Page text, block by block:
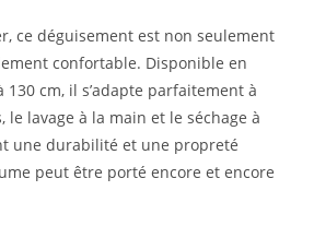
ce déguisement est non seulement
confortable. Disponible en
cm, il s’adapte parfaitement à
le lavage à la main et le séchage à
une durabilité et une propreté
peut être porté encore et encore